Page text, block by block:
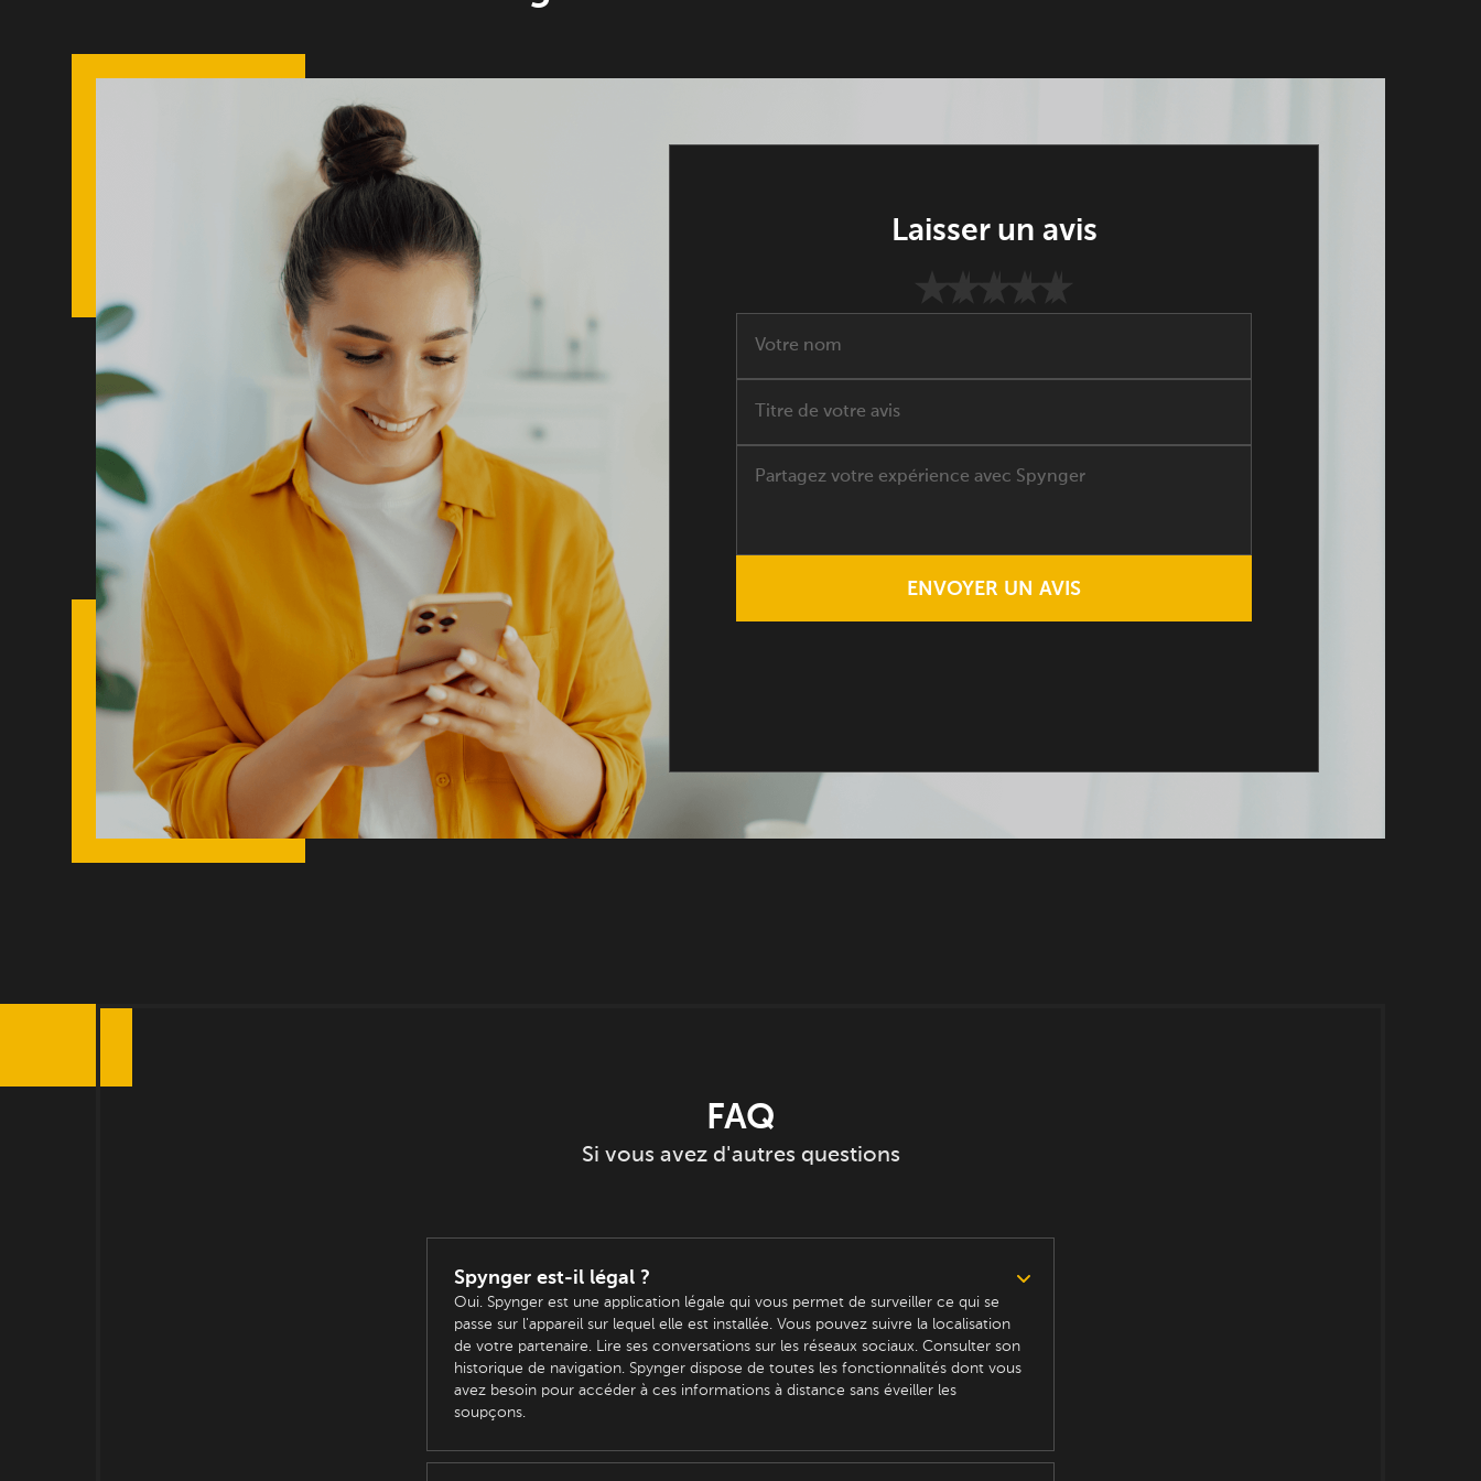
Laisser un avis
ENVOYER UN AVIS
FAQ
Si vous avez d'autres questions
Spynger est-il légal ?
Oui. Spynger est une application légale qui vous permet de surveiller ce qui se
passe sur l'appareil sur lequel elle est installée. Vous pouvez suivre la localisation
de votre partenaire. Lire ses conversations sur les réseaux sociaux. Consulter son
historique de navigation. Spynger dispose de toutes les fonctionnalités dont vous
avez besoin pour accéder à ces informations à distance sans éveiller les
soupçons.